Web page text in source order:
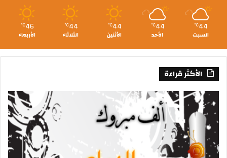
44
℃
السبت
44
℃
الأحد
44
℃
الأثنين
44
℃
الثلاثاء
46
℃
الأربعاء
الأكثر قراءة